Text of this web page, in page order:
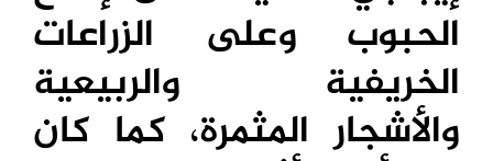
الحبوب وعلى الزراعات
الخريفية والربيعية
والأشجار المثمرة، كما كان